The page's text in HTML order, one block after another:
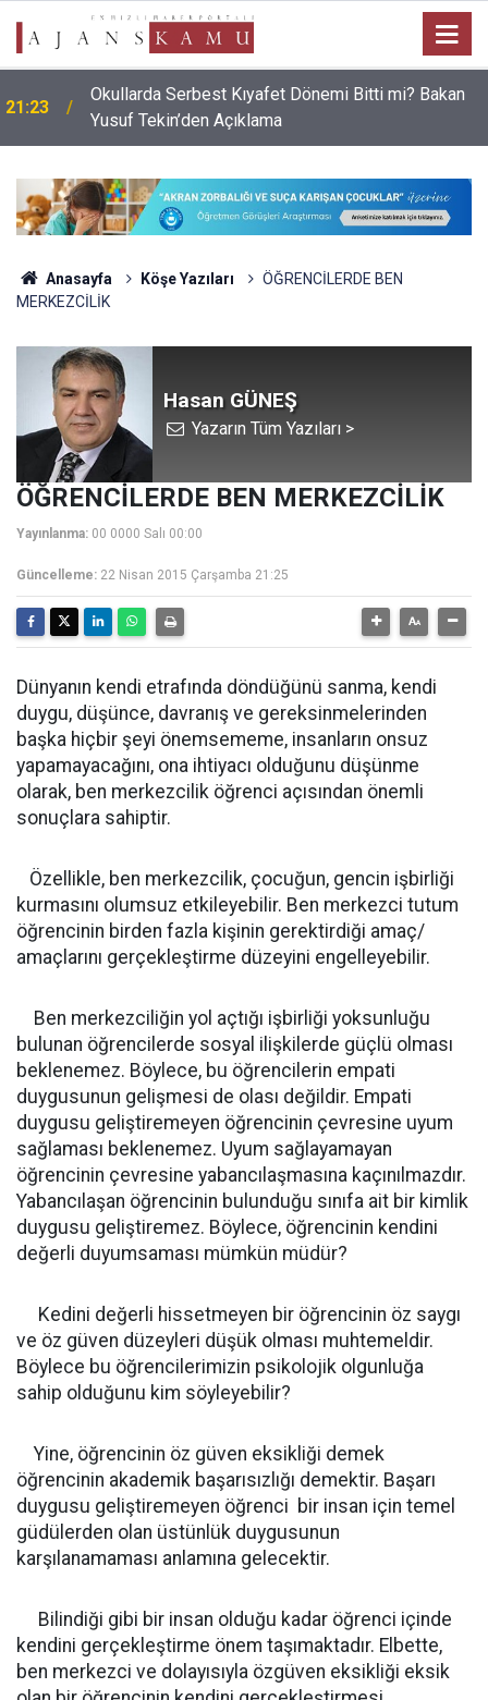
21:23
Okullarda Serbest Kıyafet Dönemi Bitti mi? Bakan
Yusuf Tekin’den Açıklama
Anasayfa Köşe Yazıları
ÖĞRENCİLERDE BEN
MERKEZCİLİK
Hasan GÜNEŞ
Yazarın Tüm Yazıları >
ÖĞRENCİLERDE BEN MERKEZCİLİK
Yayınlanma: 00 0000 Salı 00:00
Güncelleme: 22 Nisan 2015 Çarşamba 21:25
Dünyanın kendi etrafında döndüğünü sanma, kendi
duygu, düşünce, davranış ve gereksinmelerinden
başka hiçbir şeyi önemsememe, insanların onsuz
yapamayacağını, ona ihtiyacı olduğunu düşünme
olarak, ben merkezcilik öğrenci açısından önemli
sonuçlara sahiptir.
Özellikle, ben merkezcilik, çocuğun, gencin işbirliği
kurmasını olumsuz etkileyebilir. Ben merkezci tutum
öğrencinin birden fazla kişinin gerektirdiği amaç/
amaçlarını gerçekleştirme düzeyini engelleyebilir.
Ben merkezciliğin yol açtığı işbirliği yoksunluğu
bulunan öğrencilerde sosyal ilişkilerde güçlü olması
beklenemez. Böylece, bu öğrencilerin empati
duygusunun gelişmesi de olası değildir. Empati
duygusu geliştiremeyen öğrencinin çevresine uyum
sağlaması beklenemez. Uyum sağlayamayan
öğrencinin çevresine yabancılaşmasına kaçınılmazdır.
Yabancılaşan öğrencinin bulunduğu sınıfa ait bir kimlik
duygusu geliştiremez. Böylece, öğrencinin kendini
değerli duyumsaması mümkün müdür?
Kedini değerli hissetmeyen bir öğrencinin öz saygı
ve öz güven düzeyleri düşük olması muhtemeldir.
Böylece bu öğrencilerimizin psikolojik olgunluğa
sahip olduğunu kim söyleyebilir?
Yine, öğrencinin öz güven eksikliği demek
öğrencinin akademik başarısızlığı demektir. Başarı
duygusu geliştiremeyen öğrenci bir insan için temel
güdülerden olan üstünlük duygusunun
karşılanamaması anlamına gelecektir.
Bilindiği gibi bir insan olduğu kadar öğrenci içinde
kendini gerçekleştirme önem taşımaktadır. Elbette,
ben merkezci ve dolayısıyla özgüven eksikliği eksik